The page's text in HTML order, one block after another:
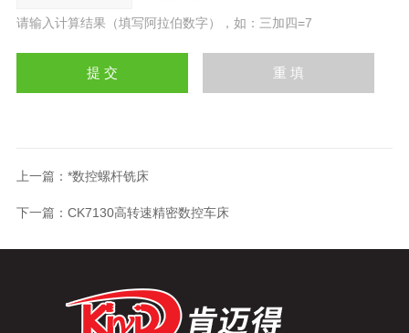
请输入计算结果（填写阿拉伯数字），如：三加四=7
上一篇： *数控螺杆铣床
下一篇： CK7130高转速精密数控车床